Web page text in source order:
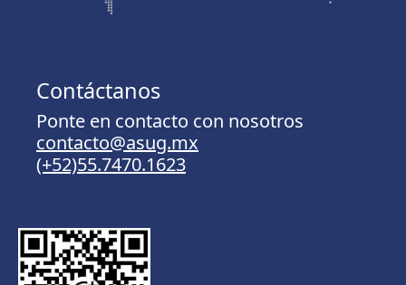
Contáctanos
Ponte en contacto con nosotros
contacto@asug.mx
(+52)55.7470.1623